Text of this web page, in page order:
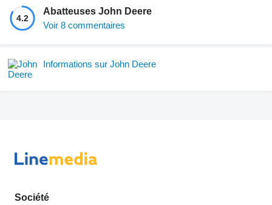
4.2
Abatteuses John Deere
Voir 8 commentaires
Informations sur John Deere
Société